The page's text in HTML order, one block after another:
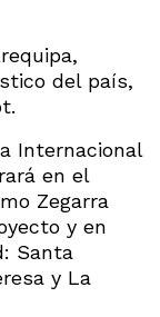
del país,
Internacional
en el
Zegarra
y en
Santa
y La